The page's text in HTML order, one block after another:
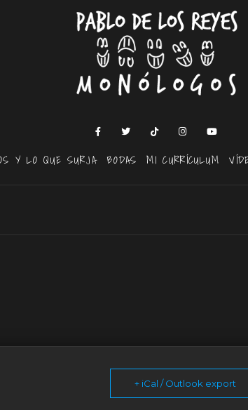
Y LO QUE SURJA BODAS MI CURRÍCULUM
+ iCal / Outlook export